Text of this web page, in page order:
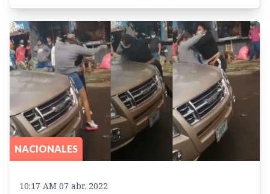
NACIONALES
10:17 AM 07 abr. 2022